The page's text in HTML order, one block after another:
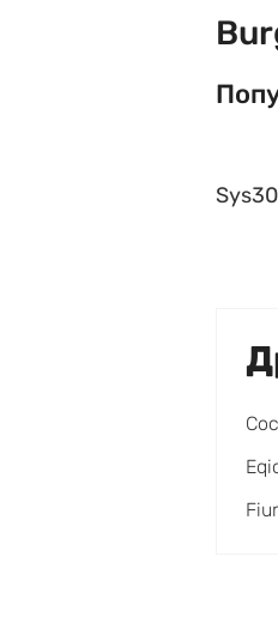
Sys30